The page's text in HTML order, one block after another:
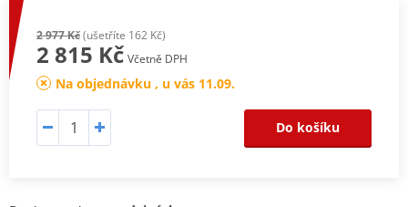
2 977 Kč(ušetříte 162 Kč)
2 815 Kč Včetně DPH
Na objednávku , u vás 11.09.
Do košíku